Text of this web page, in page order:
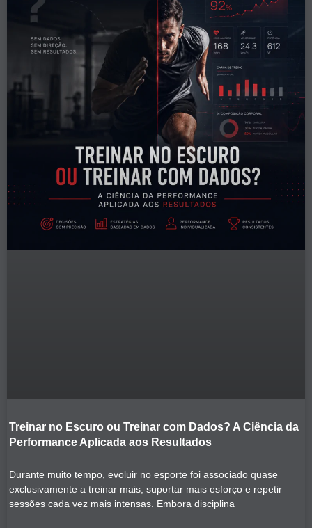
Treinar no Escuro ou Treinar com Dados? A Ciência da
Performance Aplicada aos Resultados
Durante muito tempo, evoluir no esporte foi associado quase
exclusivamente a treinar mais, suportar mais esforço e repetir
sessões cada vez mais intensas. Embora disciplina